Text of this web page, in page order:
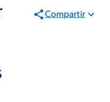
Compartir